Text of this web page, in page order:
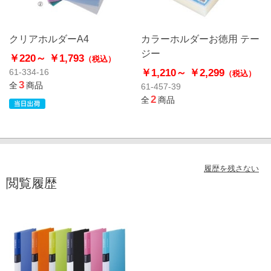
クリアホルダーA4
￥220～ ￥1,793 （税込）
61-334-16
全3商品
カラーホルダーお徳用 テー
ジー
￥1,210～ ￥2,299（税込）
61-457-39
全2商品
履歴を残さない
閲覧履歴